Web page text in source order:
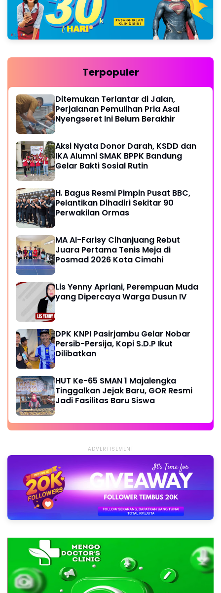
Terpopuler
Ditemukan Terlantar di Jalan,
Perjalanan Pemulihan Pria Asal
Nyengseret Ini Belum Berakhir
Aksi Nyata Donor Darah, KSDD dan
IKA Alumni SMAK BPPK Bandung
Gelar Bakti Sosial Rutin
H. Bagus Resmi Pimpin Pusat BBC,
Pelantikan Dihadiri Sekitar 90
Perwakilan Ormas
MA Al-Farisy Cihanjuang Rebut
Juara Pertama Tenis Meja di
Posmad 2026 Kota Cimahi
Lis Yenny Apriani, Perempuan Muda
yang Dipercaya Warga Dusun IV
DPK KNPI Pasirjambu Gelar Nobar
Persib-Persija, Kopi S.D.P Ikut
Dilibatkan
HUT Ke-65 SMAN 1 Majalengka
Tinggalkan Jejak Baru, GOR Resmi
Jadi Fasilitas Baru Siswa
ADVERTISEMENT